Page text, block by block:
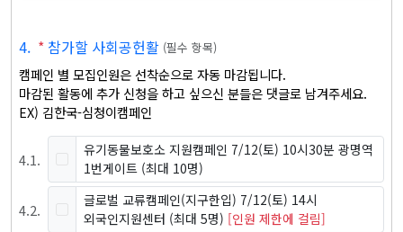
4. * 참가할 사회공헌활 (필수 항목)
캠페인 별 모집인원은 선착순으로 자동 마감됩니다.
마감된 활동에 추가 신청을 하고 싶으신 분들은 댓글로 남겨주세요.
EX) 김한국-심청이캠페인
4.1.
유기동물보호소 지원캠페인 7/12(토) 10시30분 광명역
1번게이트 (최대 10명)
4.2.
글로벌 교류캠페인(지구한입) 7/12(토) 14시
외국인지원센터 (최대 5명) [인원 제한에 걸림]